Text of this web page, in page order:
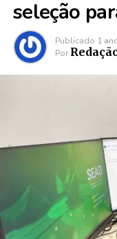
seleção
Publicado 1
Por